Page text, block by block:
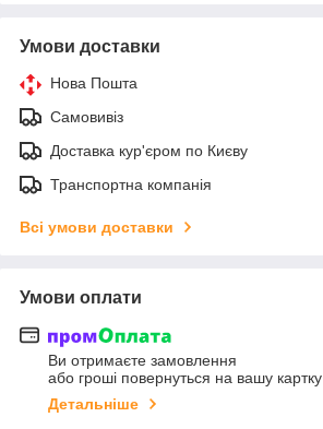
Умови доставки
Нова Пошта
Самовивіз
Доставка кур'єром по Києву
Транспортна компанія
Всі умови доставки
Умови оплати
Ви отримаєте замовлення
або гроші повернуться на вашу картку
Детальніше